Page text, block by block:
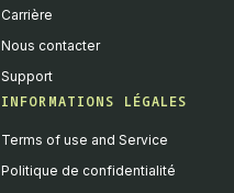
Carrière
Nous contacter
Support
INFORMATIONS LÉGALES
Terms of use and Service
Politique de confidentialité